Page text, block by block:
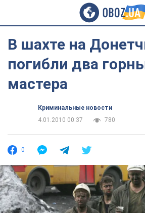
В шахте на
погибли два
мастера
Криминальные новости
4.01.2010 00:37
780
0